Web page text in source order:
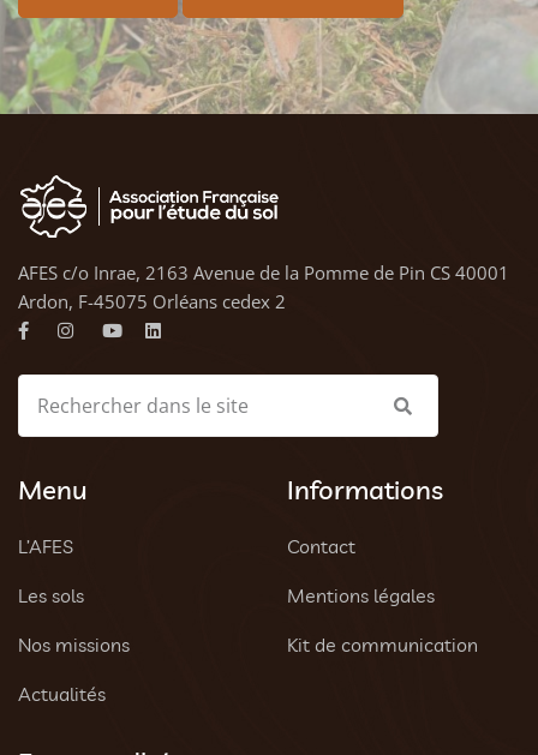
AFES c/o Inrae, 2163 Avenue de la Pomme de Pin CS 40001
Ardon, F-45075 Orléans cedex 2
Menu
L’AFES
Les sols
Nos missions
Actualités
Informations
Contact
Mentions légales
Kit de communication